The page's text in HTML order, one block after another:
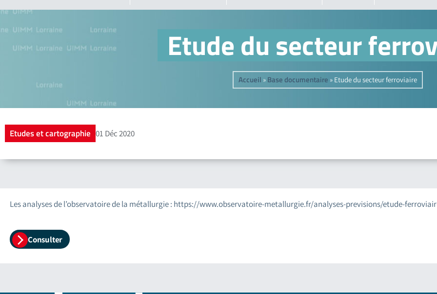
Etude du secteur
Accueil » Base documentaire » Etude du secteur ferroviaire
Etudes et cartographie 01 Déc 2020
Les analyses de l’observatoire de la métallurgie : https://www.observatoire-metallurgie.fr/analyses-previsions/etude-
Consulter